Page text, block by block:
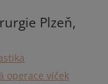
Plzeň,
operace víček